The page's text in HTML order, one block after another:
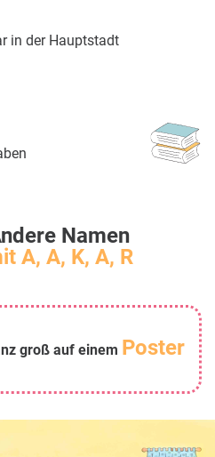
in der Hauptstadt
Namen
A, A, K, A, R
groß auf einem Poster